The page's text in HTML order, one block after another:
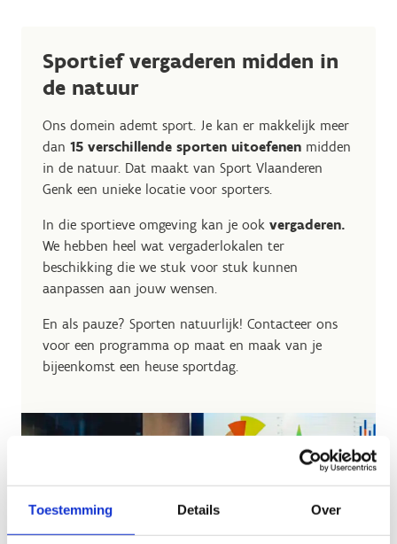
Toestemming Details Over
Sportief vergaderen midden in
de natuur
Ons domein ademt sport. Je kan er makkelijk meer
dan 15 verschillende sporten uitoefenen midden
in de natuur. Dat maakt van Sport Vlaanderen
Genk een unieke locatie voor sporters.
In die sportieve omgeving kan je ook vergaderen.
We hebben heel wat vergaderlokalen ter
beschikking die we stuk voor stuk kunnen
aanpassen aan jouw wensen.
En als pauze? Sporten natuurlijk! Contacteer ons
voor een programma op maat en maak van je
bijeenkomst een heuse sportdag.